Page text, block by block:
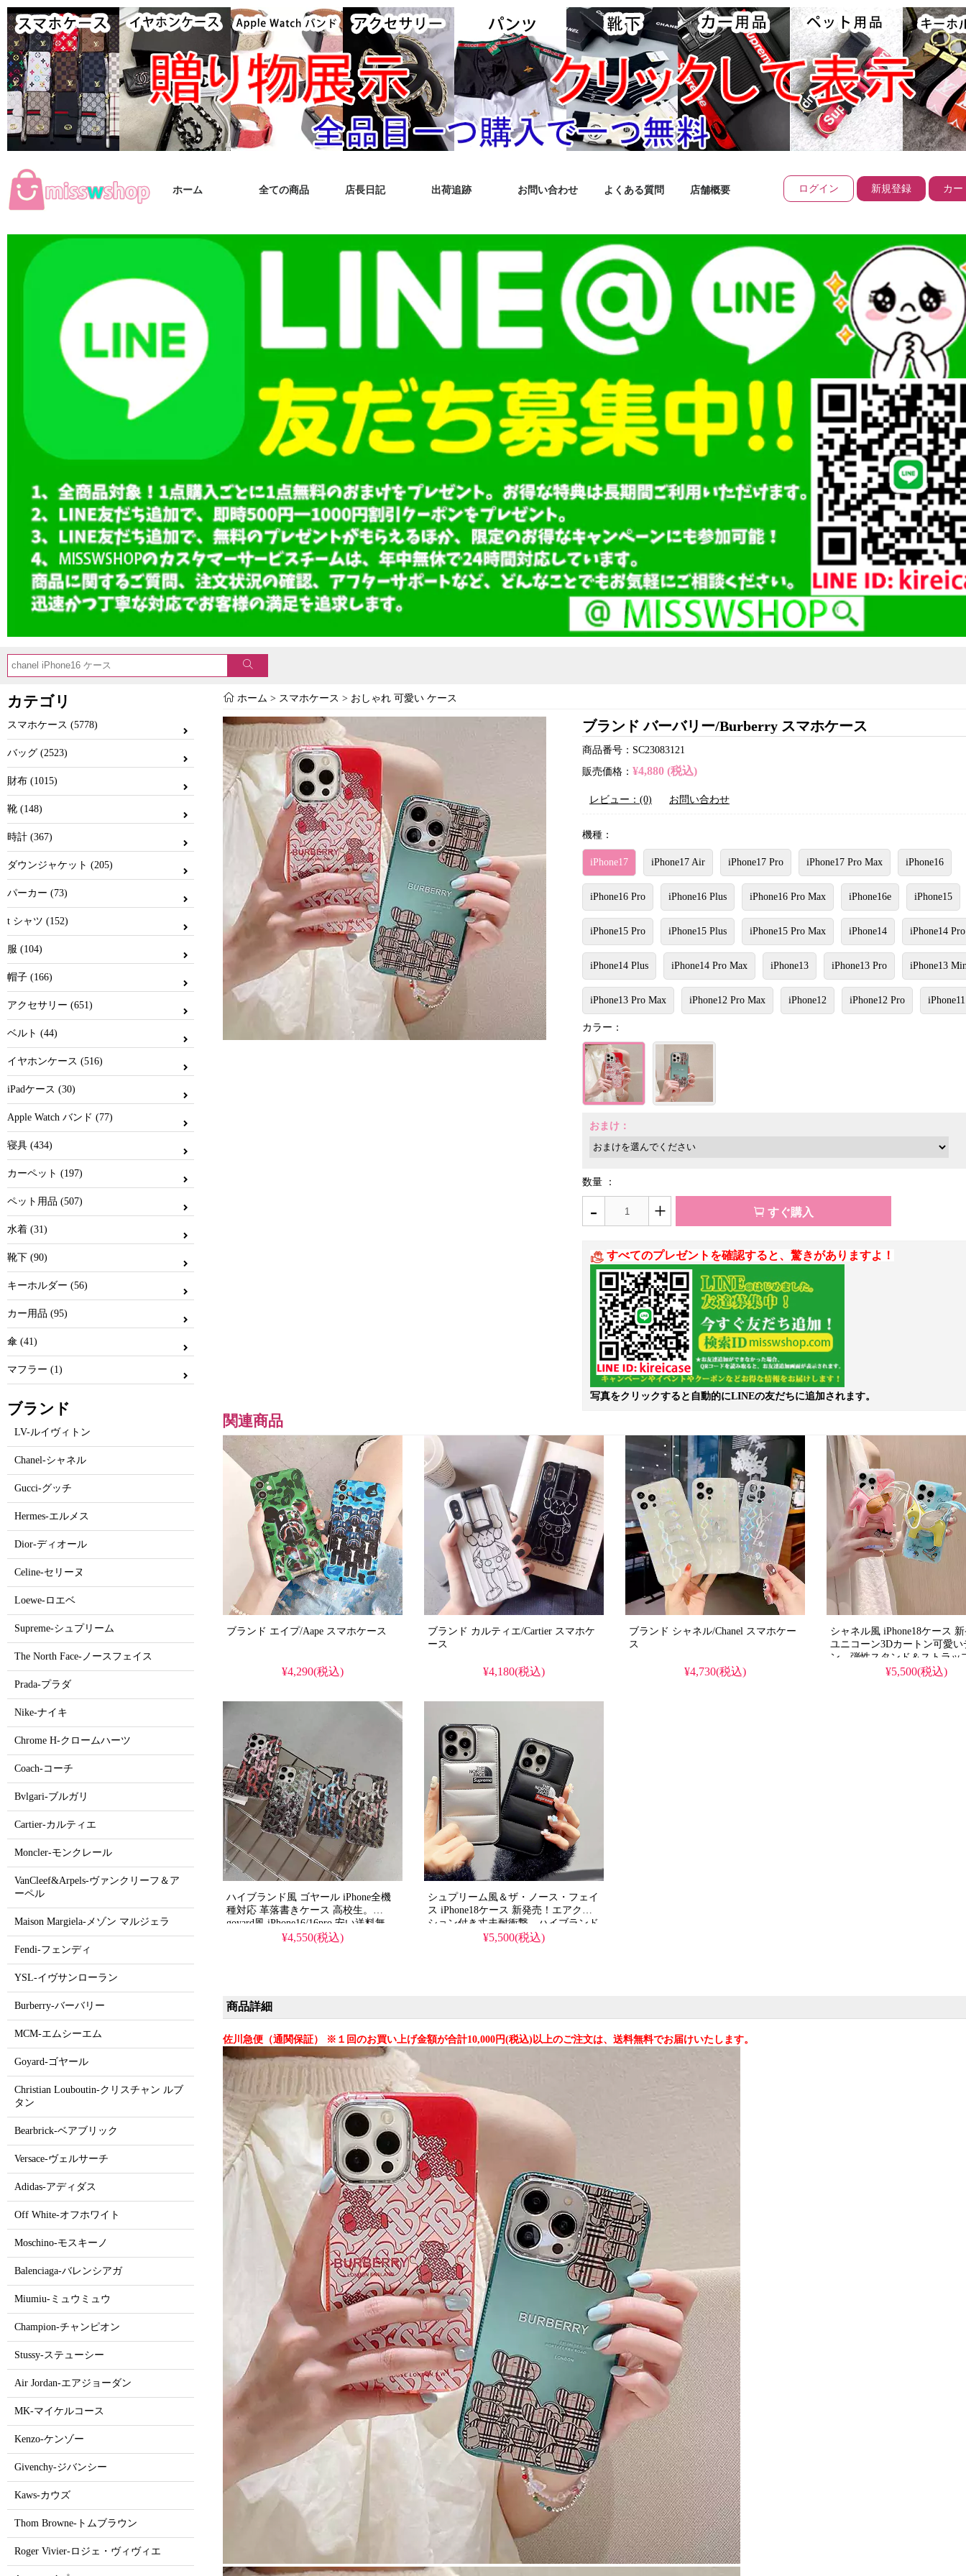
ホーム 全ての商品 店長日記 出荷追跡 お問い合わせ よくある質問 店舗概要 ログイン 新規登録 カー
カテゴリ
スマホケース (5778)
バッグ (2523)
財布 (1015)
靴 (148)
時計 (367)
ダウンジャケット (205)
パーカー (73)
t シャツ (152)
服 (104)
帽子 (166)
アクセサリー (651)
ベルト (44)
イヤホンケース (516)
iPadケース (30)
Apple Watch バンド (77)
寝具 (434)
カーペット (197)
ペット用品 (507)
水着 (31)
靴下 (90)
キーホルダー (56)
カー用品 (95)
傘 (41)
マフラー (1)
ブランド
LV-ルイヴィトン
Chanel-シャネル
Gucci-グッチ
Hermes-エルメス
Dior-ディオール
Celine-セリーヌ
Loewe-ロエベ
Supreme-シュプリーム
The North Face-ノースフェイス
Prada-プラダ
Nike-ナイキ
Chrome H-クロームハーツ
Coach-コーチ
Bvlgari-ブルガリ
Cartier-カルティエ
Moncler-モンクレール
VanCleef&Arpels-ヴァンクリーフ＆ア
ーペル
Maison Margiela-メゾン マルジェラ
Fendi-フェンディ
YSL-イヴサンローラン
Burberry-バーバリー
MCM-エムシーエム
Goyard-ゴヤール
Christian Louboutin-クリスチャン ルブ
タン
Bearbrick-ベアブリック
Versace-ヴェルサーチ
Adidas-アディダス
Off White-オフホワイト
Moschino-モスキーノ
Balenciaga-バレンシアガ
Miumiu-ミュウミュウ
Champion-チャンピオン
Stussy-ステューシー
Air Jordan-エアジョーダン
MK-マイケルコース
Kenzo-ケンゾー
Givenchy-ジバンシー
Kaws-カウズ
Thom Browne-トムブラウン
Roger Vivier-ロジェ・ヴィヴィエ
ホーム > スマホケース > おしゃれ 可愛い ケース
ブランド バーバリー/Burberry スマホケース
商品番号：SC23083121
販売価格： ¥4,880 (税込)
レビュー：(0) お問い合わせ
機種：
iPhone17 iPhone17 Air iPhone17 Pro iPhone17 Pro Max iPhone16
iPhone16 Pro iPhone16 Plus iPhone16 Pro Max iPhone16e iPhone15
iPhone15 Pro iPhone15 Plus iPhone15 Pro Max iPhone14 iPhone14 Pro
iPhone14 Plus iPhone14 Pro Max iPhone13 iPhone13 Pro iPhone13
iPhone13 Pro Max iPhone12 Pro Max iPhone12 iPhone12 Pro iPhone11
カラー：
おまけ：
数量 ：
- + すぐ購入
すべてのプレゼントを確認すると、驚きがありますよ！
写真をクリックすると自動的にLINEの友だちに追加されます。
関連商品
ブランド エイプ/Aape スマホケース
¥4,290(税込)
ブランド カルティエ/Cartier スマホケ
ース
¥4,180(税込)
ブランド シャネル/Chanel スマホケー
ス
¥4,730(税込)
シャネル風 iPhone18ケース
ユニコーン3Dカートン可愛い
ン、弾性スタンド＆ストラッ
女性・ティーン向けかわいい
¥5,500(税込)
ハイブランド風 ゴヤール iPhone全機
種対応 革落書きケース 高校生。
goyard風 iPhone16/16pro 安い送料無
料。ブランド iPhone15pro/14plus ハー
¥4,550(税込)
シュプリーム風＆ザ・ノース・フェイ
ス iPhone18ケース 新発売！エアクッ
ション付き丈夫耐衝撃、ハイブランド
ロゴデザイン。おしゃれ最強海外販
¥5,500(税込)
商品詳細
佐川急便（通関保証） ※１回のお買い上げ金額が合計10,000円(税込)以上のご注文は、送料無料でお届けいたします。